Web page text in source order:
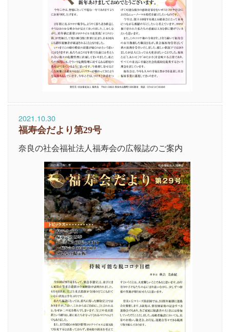
2021.10.30
福寿会だより第29号
奈良の社会福祉法人福寿会の広報誌のご案内